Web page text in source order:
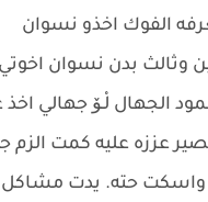
الفوك اخذو نسوان
وثالث بدن نسوان اخوتي
الجهال لْـۆ جهالي
عززه عليه كمت الزم
واسكت حته. يدت مشاكل